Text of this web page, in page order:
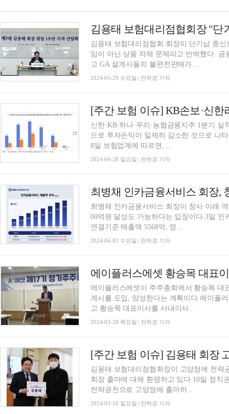
김용태 보험대리점협회 회장이 단기납 종
임이 아닌 상품 자체 문제라고 반박했다.
고 GA 설계사들의 불완전판매가 ...
2024-05-29 수요일 | 전하경 기자
신한·KB·하나·우리·농협금융지주 1분기
으로 투자손익이 일제히 감소한 것으로 나
8일 보험업계에 따르면, ...
2024-04-28 일요일 | 전하경 기자
최병채 인카금융서비스 회장이 창사 이래
00억원 달성도 가능하다는 입장이다.3일 인
연결기준 매출액 5568억, 영...
2024-04-03 수요일 | 전하경 기자
에이플러스에셋이 주주총회에서 황승목
계사를 도입, 양성한다는 계획이다.에이플
고 황승목 대표이사를 사내이사...
2024-03-28 목요일 | 전하경 기자
김용태 보험대리점협회장이 고양정에 전략
회장 출마에 대해 환영하고 있다.10일 정치
전략공천으로 고양정에 출마하...
2024-03-10 일요일 | 전하경 기자